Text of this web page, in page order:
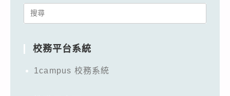
Search
校務平台系統
1campus 校務系統